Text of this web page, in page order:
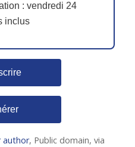
: vendredi 24
inclus
author, Public domain, via